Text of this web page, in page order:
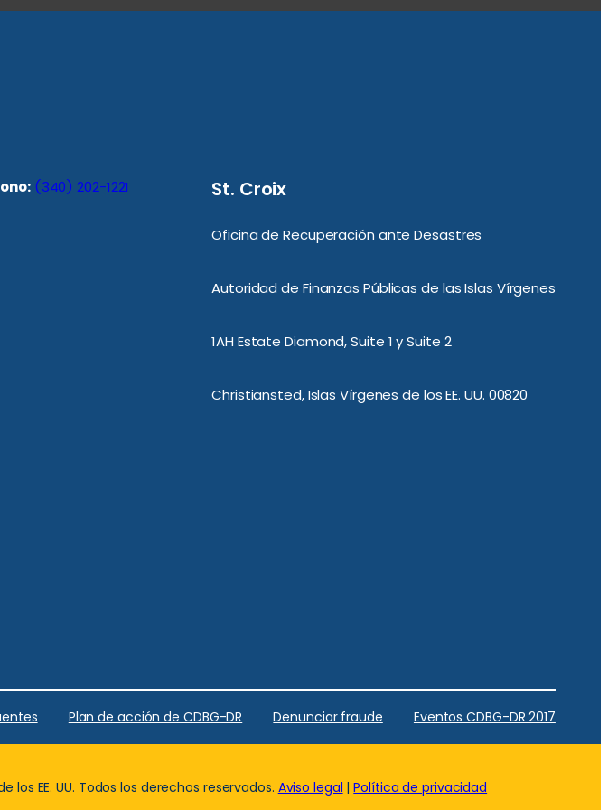
(340) 202-1221 St. Croix
Oficina de Recuperación ante Desastres
Autoridad de Finanzas Públicas de las Islas Vírgenes
1AH Estate Diamond, Suite 1 y Suite 2
Christiansted, Islas Vírgenes de los EE. UU. 00820
Plan de acción de CDBG-DR Denunciar fraude Eventos CDBG-DR 2017
EE. UU. Todos los derechos reservados. Aviso legal |Política de privacidad